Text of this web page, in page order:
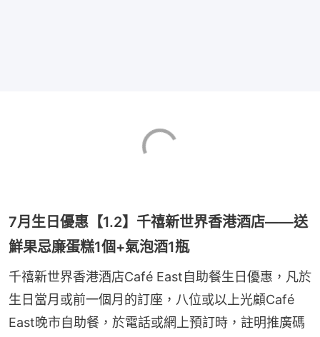
7月生日優惠【1.2】千禧新世界香港酒店——送
鮮果忌廉蛋糕1個+氣泡酒1瓶
千禧新世界香港酒店Café East自助餐生日優惠，凡於
生日當月或前一個月的訂座，八位或以上光顧Café
East晚市自助餐，於電話或網上預訂時，註明推廣碼